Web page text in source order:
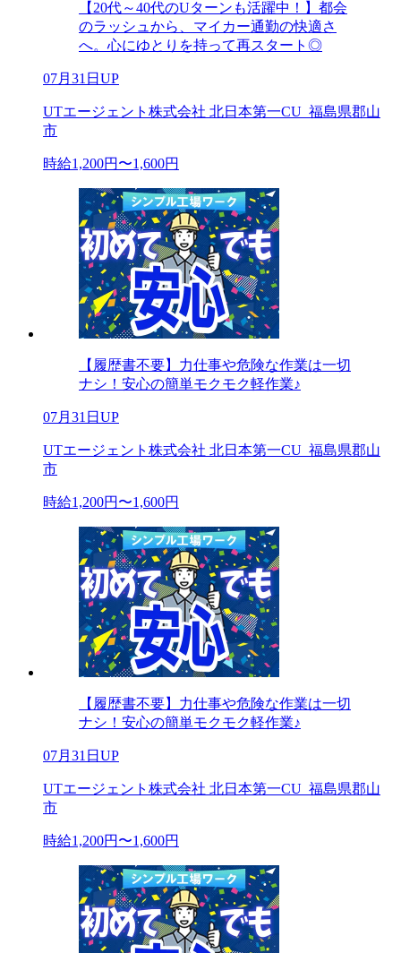
【20代～40代のUターンも活躍中！】都会
のラッシュから、マイカー通勤の快適さ
へ。心にゆとりを持って再スタート◎
07月31日UP
UTエージェント株式会社 北日本第一CU_福島県郡山
市
時給1,200円〜1,600円
【履歴書不要】力仕事や危険な作業は一切
ナシ！安心の簡単モクモク軽作業♪
07月31日UP
UTエージェント株式会社 北日本第一CU_福島県郡山
市
時給1,200円〜1,600円
【履歴書不要】力仕事や危険な作業は一切
ナシ！安心の簡単モクモク軽作業♪
07月31日UP
UTエージェント株式会社 北日本第一CU_福島県郡山
市
時給1,200円〜1,600円